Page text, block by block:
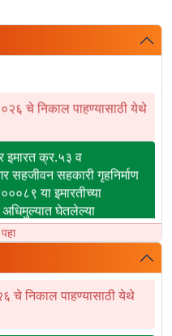
चे निकाल पाहण्यासाठी येथे
इमारत क्र.५३ व
सहकारी गृहनिर्माण
या इमारतीच्या
घेतलेल्या
समितीच्या
रॅट (RAT) निकाल
चे निकाल पाहण्यासाठी येथे